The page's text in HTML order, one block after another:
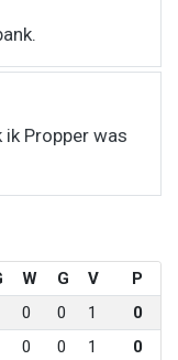
Propper was
W G V
P
0 0 1
0
0 0 1
0